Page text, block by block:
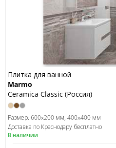
Плитка для ванной
Marmo
Ceramica Classic (Россия)
Размер: 600x200 мм 400x400 мм
Доставка по Краснодару бесплатно
В наличии